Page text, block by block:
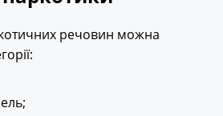
речовин можна